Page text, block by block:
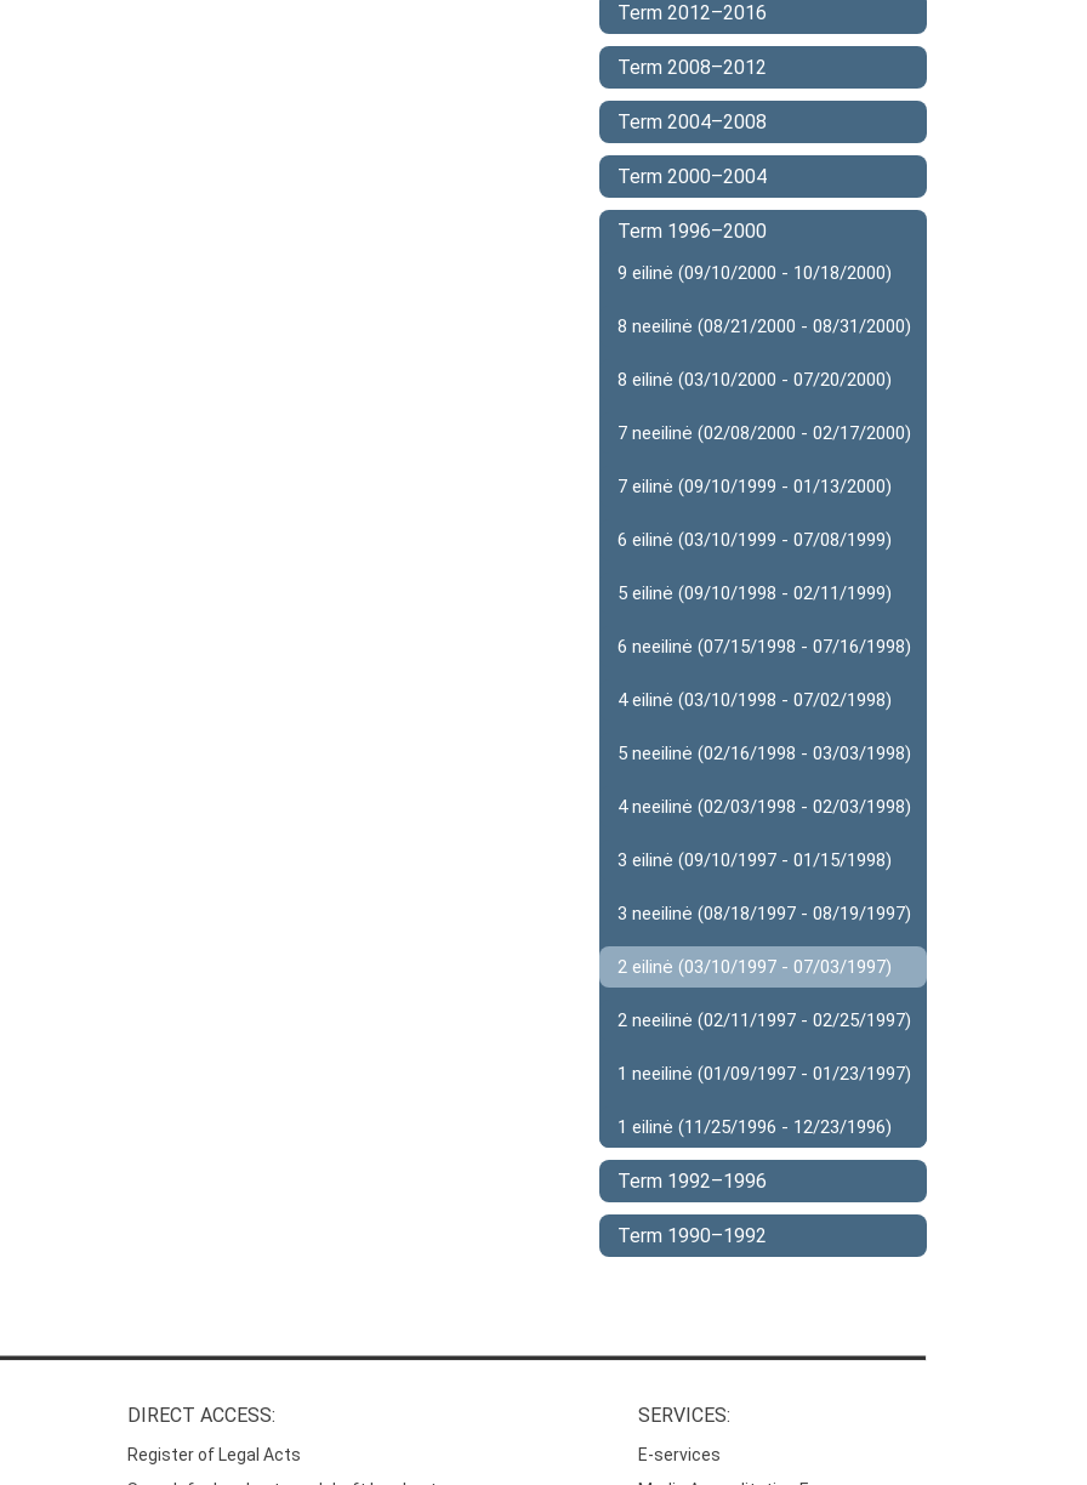
Term 2012–2016
Term 2008–2012
Term 2004–2008
Term 2000–2004
Term 1996–2000
9 eilinė (09/10/2000 - 10/18/2000)
8 neeilinė (08/21/2000 - 08/31/2000)
8 eilinė (03/10/2000 - 07/20/2000)
7 neeilinė (02/08/2000 - 02/17/2000)
7 eilinė (09/10/1999 - 01/13/2000)
6 eilinė (03/10/1999 - 07/08/1999)
5 eilinė (09/10/1998 - 02/11/1999)
6 neeilinė (07/15/1998 - 07/16/1998)
4 eilinė (03/10/1998 - 07/02/1998)
5 neeilinė (02/16/1998 - 03/03/1998)
4 neeilinė (02/03/1998 - 02/03/1998)
3 eilinė (09/10/1997 - 01/15/1998)
3 neeilinė (08/18/1997 - 08/19/1997)
2 eilinė (03/10/1997 - 07/03/1997)
2 neeilinė (02/11/1997 - 02/25/1997)
1 neeilinė (01/09/1997 - 01/23/1997)
1 eilinė (11/25/1996 - 12/23/1996)
Term 1992–1996
Term 1990–1992
DIRECT ACCESS:
Register of Legal Acts
SERVICES:
E-services